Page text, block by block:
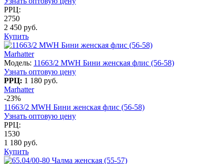
РРЦ:
2750
2 450 руб.
Купить
Marhatter
Модель: 11663/2 MWH Бини женская флис (56-58)
Узнать оптовую цену
РРЦ: 1 180 руб.
Marhatter
-23%
11663/2 MWH Бини женская флис (56-58)
Узнать оптовую цену
РРЦ:
1530
1 180 руб.
Купить